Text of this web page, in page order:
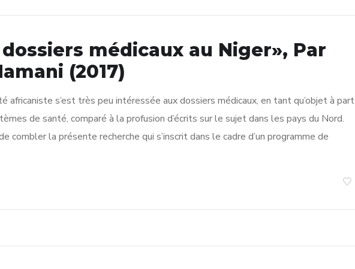
dossiers médicaux au Niger», Par
(2017)
africaniste s’est très peu intéressée aux dossiers médicaux, en tant qu’objet à part
de santé, comparé à la profusion d’écrits sur le sujet dans les pays du Nord.
combler la présente recherche qui s’inscrit dans le cadre d’un programme de